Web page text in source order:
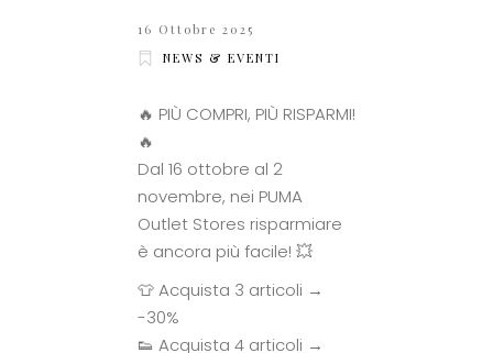
16 Ottobre 2025
NEWS & EVENTI
🔥 PIÙ COMPRI, PIÙ RISPARMI!
🔥
Dal 16 ottobre al 2
novembre, nei PUMA
Outlet Stores risparmiare
è ancora più facile! 💥
👕 Acquista 3 articoli →
-30%
👟 Acquista 4 articoli →